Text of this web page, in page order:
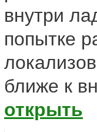
внутри
попытке
ближе к
открыть